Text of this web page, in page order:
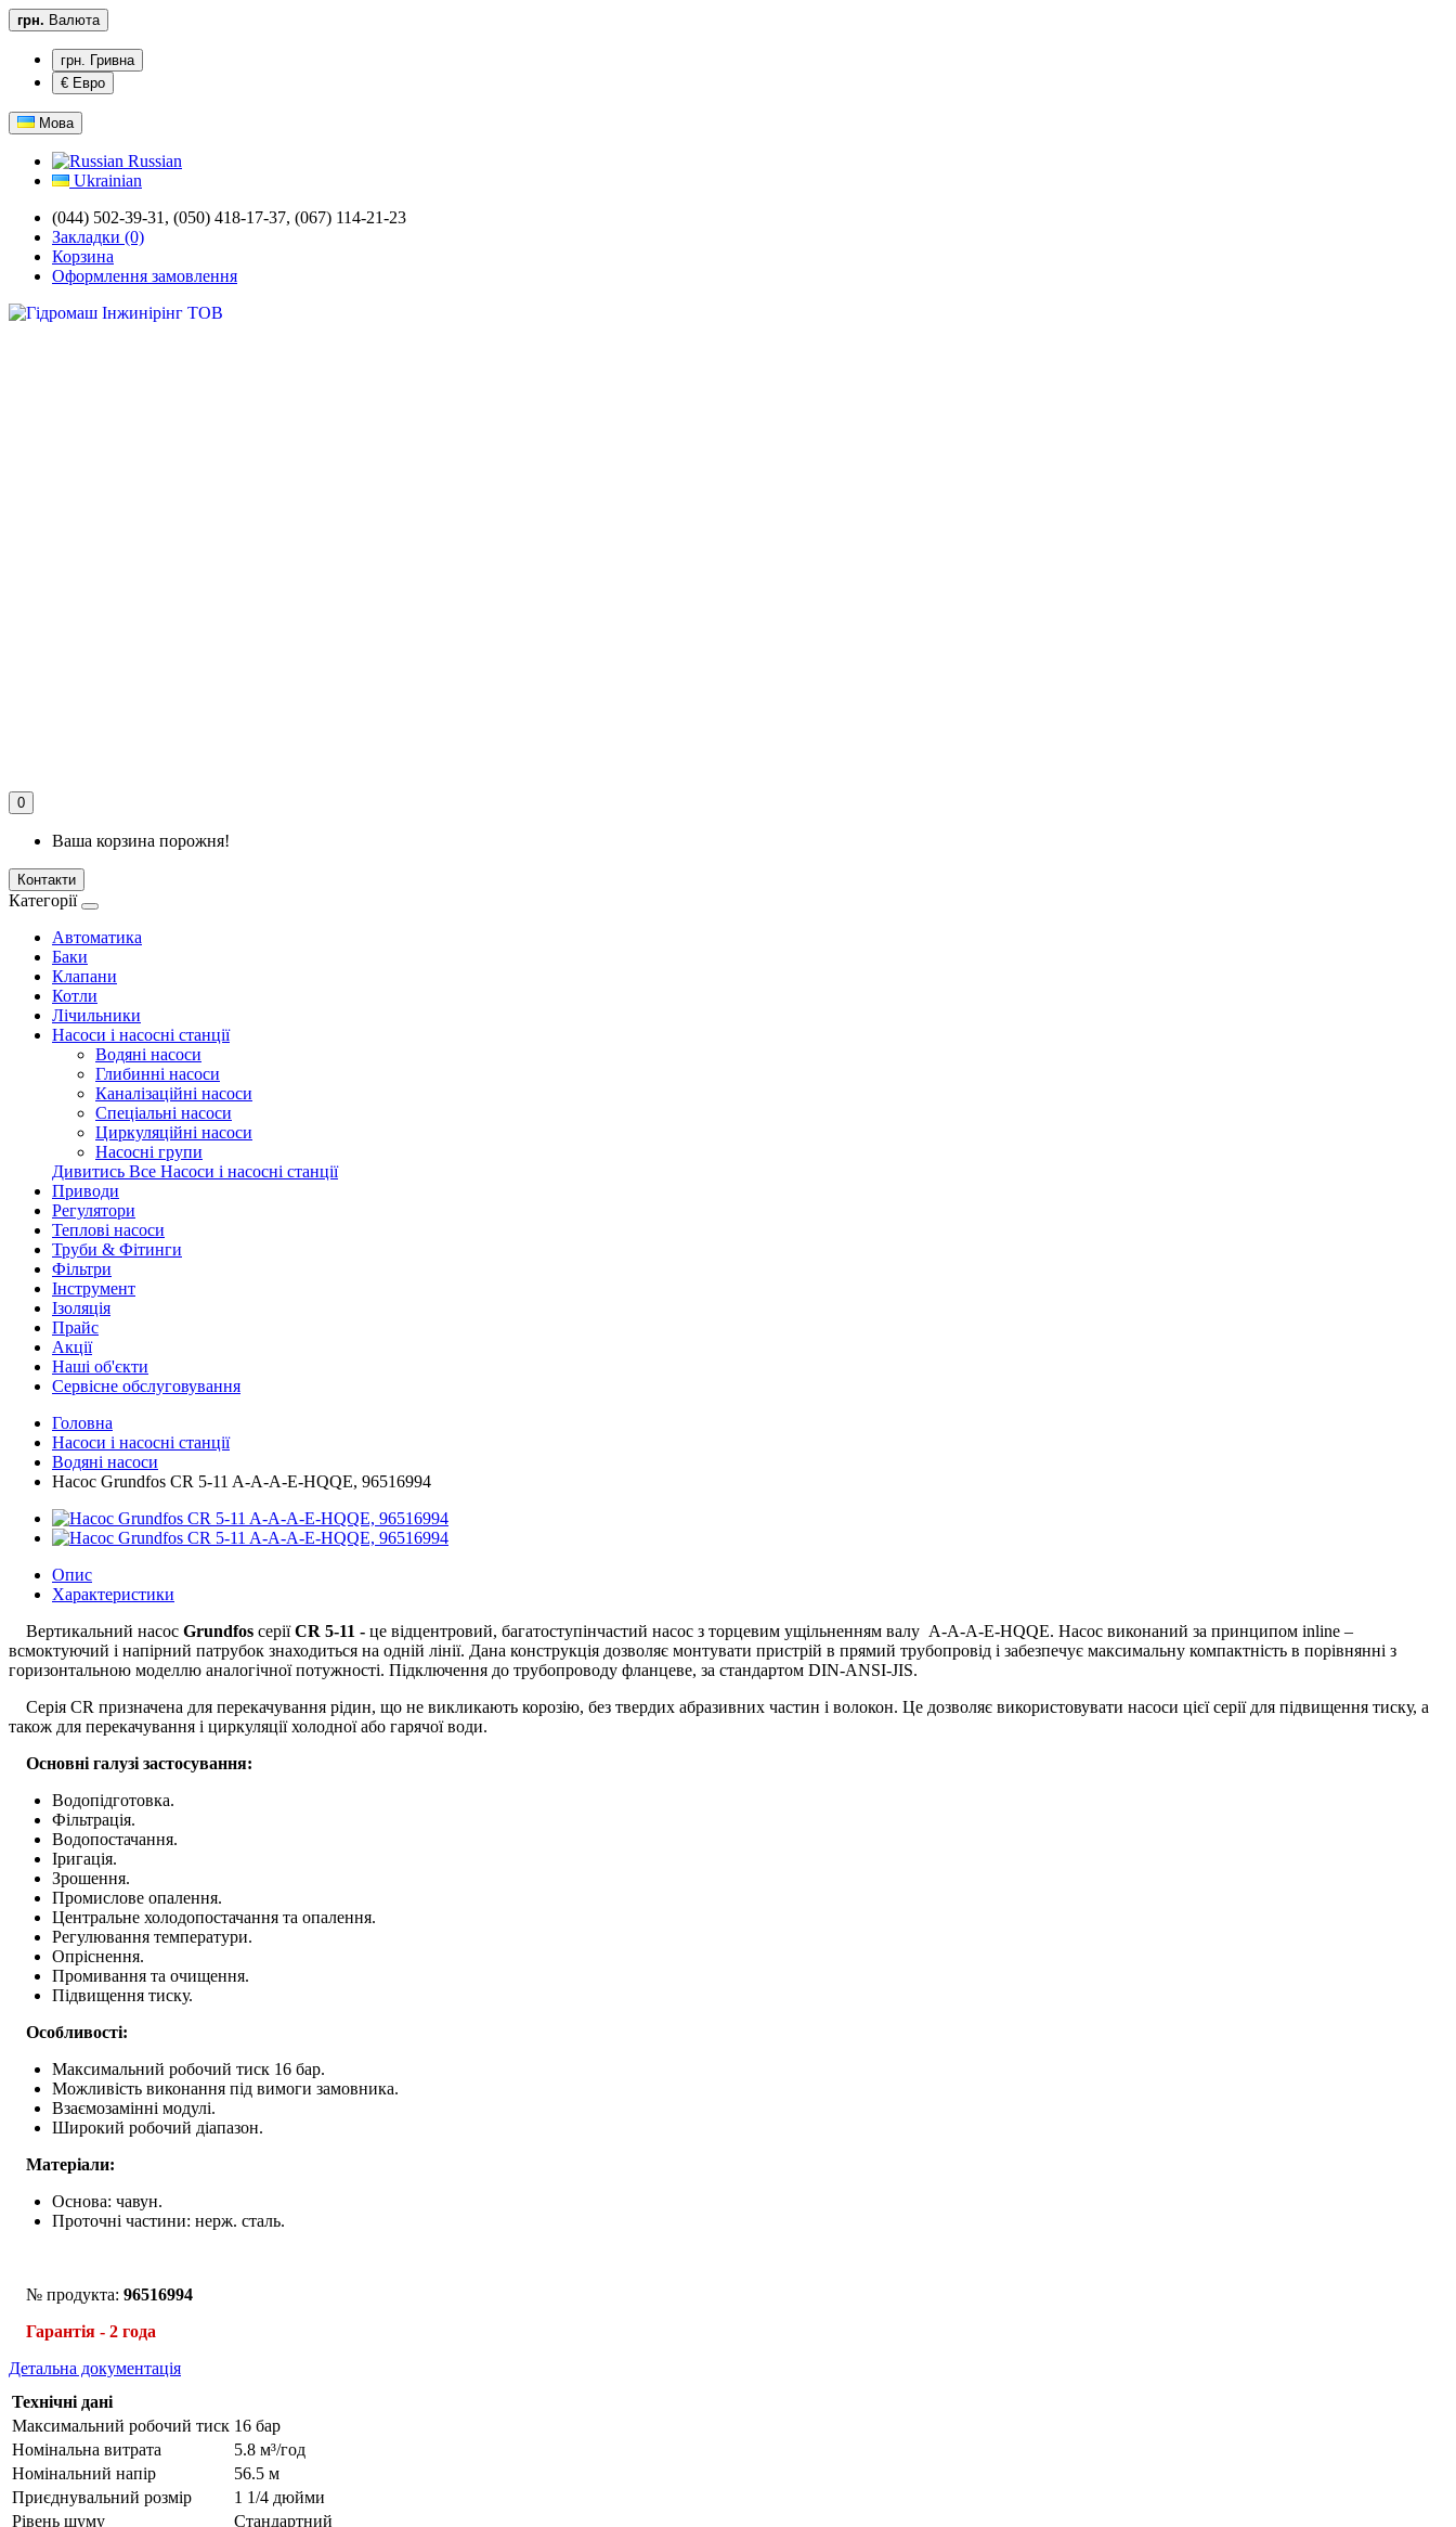
грн. Валюта
грн. Гривна
€ Евро
Мова
Russian
Ukrainian
(044) 502-39-31, (050) 418-17-37, (067) 114-21-23
Закладки (0)
Корзина
Оформлення замовлення
0
Ваша корзина порожня!
Контакти
Категорії
Автоматика
Баки
Клапани
Котли
Лічильники
Насоси і насосні станції
Водяні насоси
Глибинні насоси
Каналізаційні насоси
Спеціальні насоси
Циркуляційні насоси
Насосні групи
Дивитись Все Насоси і насосні станції
Приводи
Регулятори
Теплові насоси
Труби & Фітинги
Фільтри
Інструмент
Ізоляція
Прайс
Акції
Наші об'єкти
Сервісне обслуговування
Головна
Насоси і насосні станції
Водяні насоси
Насос Grundfos CR 5-11 A-A-A-E-HQQE, 96516994
Опис
Характеристики
Вертикальний насос Grundfos серіїCR 5-11 - це відцентровий, багатоступінчастий насос з торцевим ущільненням валу A-A-A-E-HQQE. Насос виконаний за принципом inline –
всмоктуючий і напірний патрубок знаходиться на одній лінії. Дана конструкція дозволяє монтувати пристрій в прямий трубопровід і забезпечує максимальну компактність в порівнянні з
горизонтальною моделлю аналогічної потужності. Підключення до трубопроводу фланцеве, за стандартом DIN-ANSI-JIS.
Серія CR призначена для перекачування рідин, що не викликають корозію, без твердих абразивних частин і волокон. Це дозволяє використовувати насоси цієї серії для підвищення тиску, а
також для перекачування і циркуляції холодної або гарячої води.
Основні галузі застосування:
Водопідготовка.
Фільтрація.
Водопостачання.
Іригація.
Зрошення.
Промислове опалення.
Центральне холодопостачання та опалення.
Регулювання температури.
Опріснення.
Промивання та очищення.
Підвищення тиску.
Особливості:
Максимальний робочий тиск 16 бар.
Можливість виконання під вимоги замовника.
Взаємозамінні модулі.
Широкий робочий діапазон.
Матеріали:
Основа: чавун.
Проточні частини: нерж. сталь.
№ продукта: 96516994
Гарантія - 2 года
Детальна документація
Технічні дані
Максимальний робочий тиск 16 бар
Номінальна витрата
5.8 м³/год
Номінальний напір
56.5 м
Приєднувальний розмір
1 1/4 дюйми
Рівень шуму
Стандартний